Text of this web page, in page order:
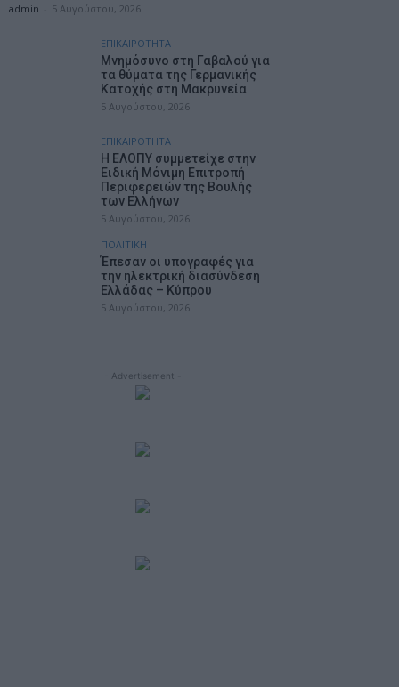
admin 5 Αυγούστου, 2026
ΕΠΙΚΑΙΡΟΤΗΤΑ
Mνημόσυνο στη Γαβαλού για
τα θύματα της Γερμανικής
Κατοχής στη Μακρυνεία
5 Αυγούστου, 2026
ΕΠΙΚΑΙΡΟΤΗΤΑ
Η ΕΛΟΠΥ συμμετείχε στην
Ειδική Μόνιμη Επιτροπή
Περιφερειών της Βουλής
των Ελλήνων
5 Αυγούστου, 2026
ΠΟΛΙΤΙΚΗ
Έπεσαν οι υπογραφές για
την ηλεκτρική διασύνδεση
Ελλάδας – Κύπρου
5 Αυγούστου, 2026
- Advertisement -